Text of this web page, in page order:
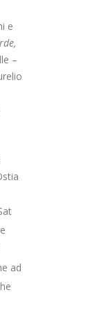
e
–
ad